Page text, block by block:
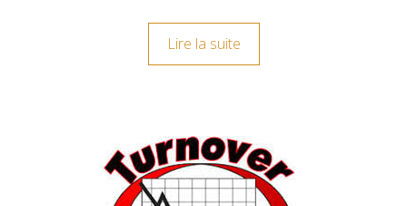
Lire la suite